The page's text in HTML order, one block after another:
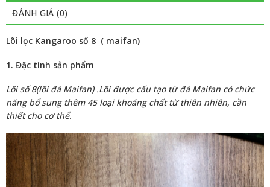
ĐÁNH GIÁ (0)
Lõi lọc Kangaroo số 8 ( maifan)
1. Đặc tính sản phẩm
Lõi số 8(lõi đá Maifan) .Lõi được cấu tạo từ đá Maifan có chức
năng bổ sung thêm 45 loại khoáng chất từ thiên nhiên, cần
thiết cho cơ thể.